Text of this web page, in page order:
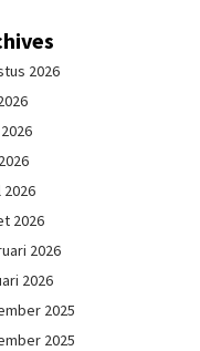
2026
2026
2026
2026
2026
2025
2025